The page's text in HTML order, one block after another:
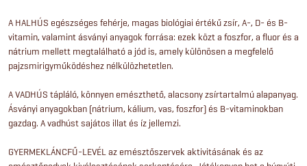
A HALHÚS egészséges fehérje, magas biológiai értékű zsír, A-, D- és B-
vitamin, valamint ásványi anyagok forrása: ezek közt a foszfor, a fluor és a
nátrium mellett megtalálható a jód is, amely különösen a megfelelő
pajzsmirigyműködéshez nélkülözhetetlen.
A VADHÚS tápláló, könnyen emészthető, alacsony zsírtartalmú alapanyag.
Ásványi anyagokban (nátrium, kálium, vas, foszfor) és B-vitaminokban
gazdag. A vadhúst sajátos illat és íz jellemzi.
GYERMEKLÁNCFŰ-LEVÉL az emésztőszervek aktivitásának és az